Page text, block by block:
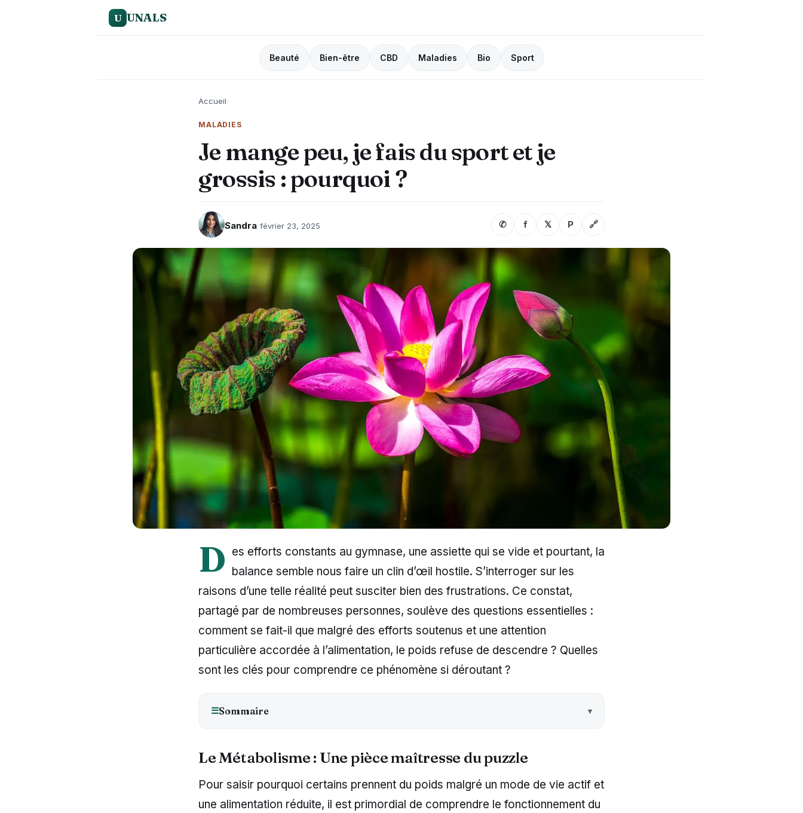
U UNALS
Beauté Bien-être CBD Maladies Bio Sport
Accueil›
MALADIES
Je mange peu, je fais du sport et je
grossis : pourquoi ?
Sandra février 23, 2025 ✆ f 𝕏 P 🔗
D es efforts constants au gymnase, une assiette qui se vide et pourtant, la
balance semble nous faire un clin d’œil hostile. S’interroger sur les
raisons d’une telle réalité peut susciter bien des frustrations. Ce constat,
partagé par de nombreuses personnes, soulève des questions essentielles :
comment se fait-il que malgré des efforts soutenus et une attention
particulière accordée à l’alimentation, le poids refuse de descendre ? Quelles
sont les clés pour comprendre ce phénomène si déroutant ?
☰Sommaire
Le Métabolisme : Une pièce maîtresse du puzzle
Pour saisir pourquoi certains prennent du poids malgré un mode de vie actif et
une alimentation réduite, il est primordial de comprendre le fonctionnement du